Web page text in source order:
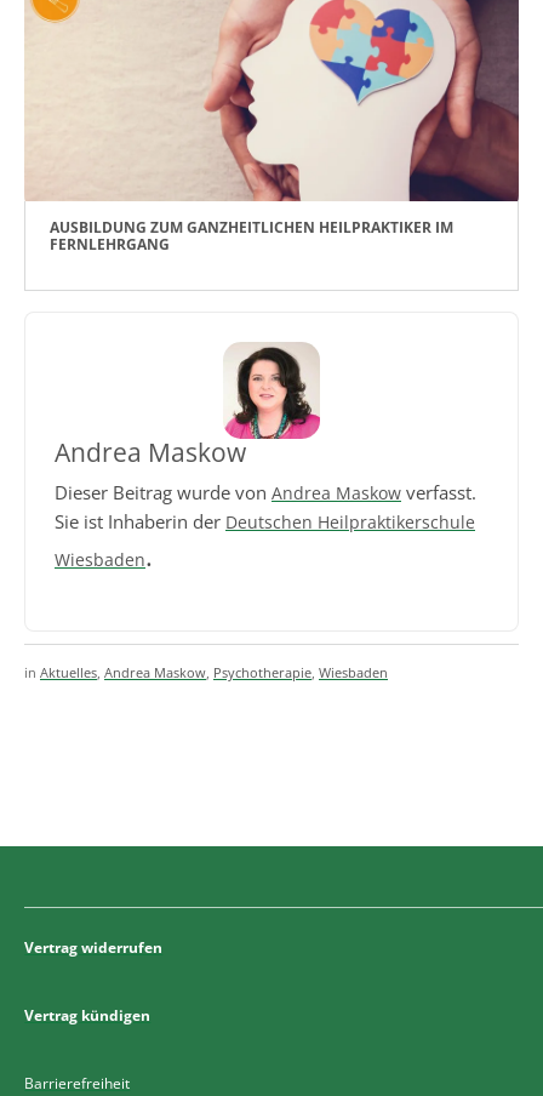
AUSBILDUNG ZUM GANZHEITLICHEN HEILPRAKTIKER IM
FERNLEHRGANG
Andrea Maskow
Dieser Beitrag wurde von Andrea Maskow verfasst.
Sie ist Inhaberin der Deutschen Heilpraktikerschule
Wiesbaden.
in Aktuelles, Andrea Maskow, Psychotherapie, Wiesbaden
Vertrag widerrufen
Vertrag kündigen
Barrierefreiheit